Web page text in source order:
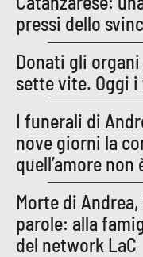
Ilvibonese.it
Android
Apple
pressi dello
Donati gli
sette vite. Oggi i
I funerali di
nove giorni la
quell’amore
Morte di
parole: alla
del network LaC